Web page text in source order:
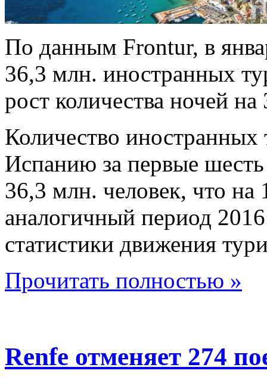
По данным Frontur, в
36,3 млн. иностранных
рост количества ночей на
Количество иностранных
Испанию за первые
36,3 млн. человек, что на
аналогичный период
статистики движения
Прочитать полностью »
Renfe отменяет 274